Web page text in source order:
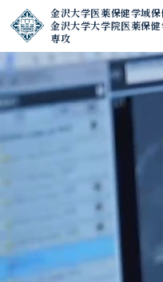
金沢大学医薬保健学域
金沢大学大学院医薬保
専攻